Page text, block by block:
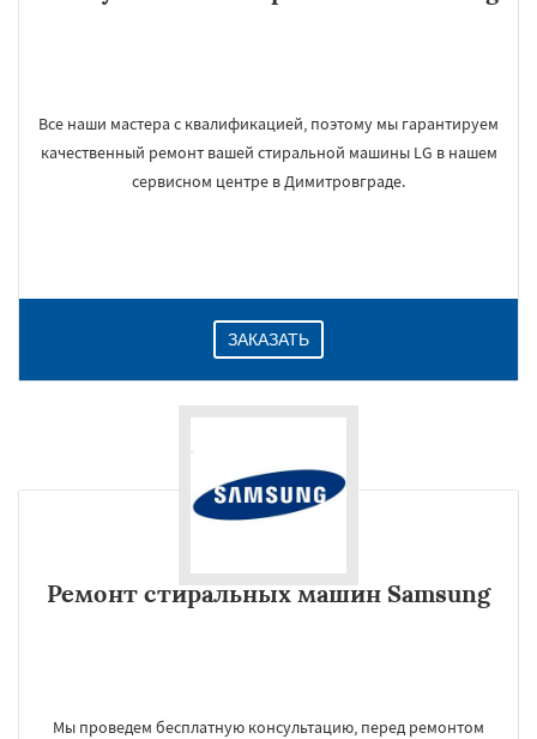
Все наши мастера с квалификацией, поэтому мы гарантируем
качественный ремонт вашей стиральной машины LG в нашем
сервисном центре в Димитровграде.
ЗАКАЗАТЬ
Ремонт стиральных машин Samsung
Мы проведем бесплатную консультацию, перед ремонтом